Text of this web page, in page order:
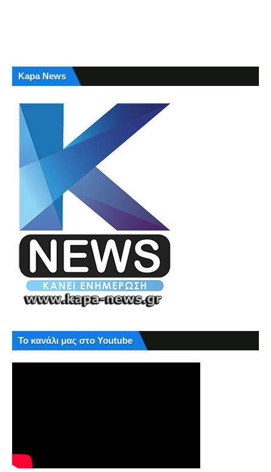
Kapa News
Το κανάλι μας στο Youtube